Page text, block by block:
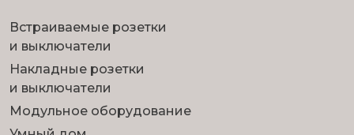
Встраиваемые розетки
и выключатели
Накладные розетки
и выключатели
Модульное оборудование